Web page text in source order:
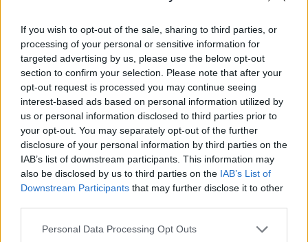
If you wish to opt-out of the sale, sharing to third parties, or
processing of your personal or sensitive information for
targeted advertising by us, please use the below opt-out
section to confirm your selection. Please note that after your
opt-out request is processed you may continue seeing
interest-based ads based on personal information utilized by
us or personal information disclosed to third parties prior to
your opt-out. You may separately opt-out of the further
disclosure of your personal information by third parties on the
IAB’s list of downstream participants. This information may
also be disclosed by us to third parties on the IAB’s List of
Downstream Participants that may further disclose it to other
Personal Data Processing Opt Outs
A Mészáros és Mészáros ipari, Kereskedelmi és Szolgáltató
Kft. az EuroAszfalt építő és Szolgáltató Kft.-vel 98,5% -
1,5%-ban megosztott konzorciumban nyerte el az NFP
Nemzeti Fejlesztési Programiroda Nonprofit Kft. által
meghirdetett projektet a komáromi parti szűrésű fúrt kutak
felújítására. Az Opus érdekeltségi körébe tartozó vállalatok
megrendelései Bejelentés...
KEDVES OLVASÓNK!